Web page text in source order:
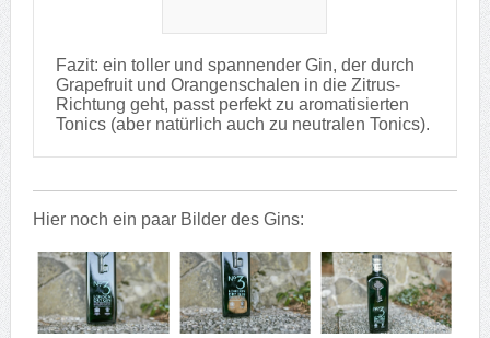
Fazit: ein toller und spannender Gin, der durch
Grapefruit und Orangenschalen in die Zitrus-
Richtung geht, passt perfekt zu aromatisierten
Tonics (aber natürlich auch zu neutralen Tonics).
Hier noch ein paar Bilder des Gins: